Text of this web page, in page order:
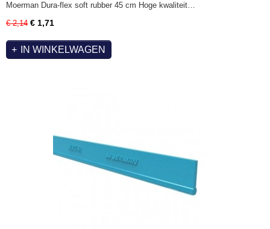
Moerman Dura-flex soft rubber 45 cm Hoge kwaliteit…
€ 2,14 € 1,71
IN WINKELWAGEN